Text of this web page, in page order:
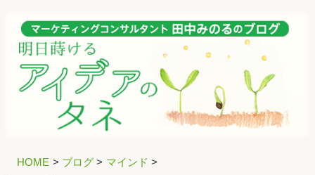
HOME > ブログ > マインド >